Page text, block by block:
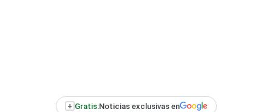
+ Gratis:Noticias exclusivas en